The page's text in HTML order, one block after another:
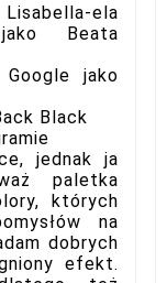
ela
Beata
jako
Black
jednak ja
paletka
których
na
dobrych
efekt.